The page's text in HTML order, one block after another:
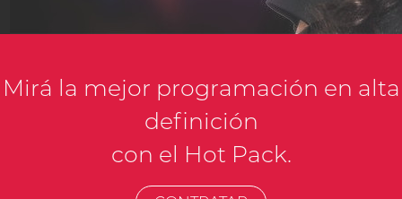
Mirá la mejor programación en alta
definición
con el Hot Pack.